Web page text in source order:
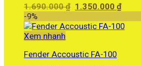
1.690.000₫ Giá
là:
1.350.000₫Giá
tại
-9%
Xem nhanh
Fender Accoustic FA-100